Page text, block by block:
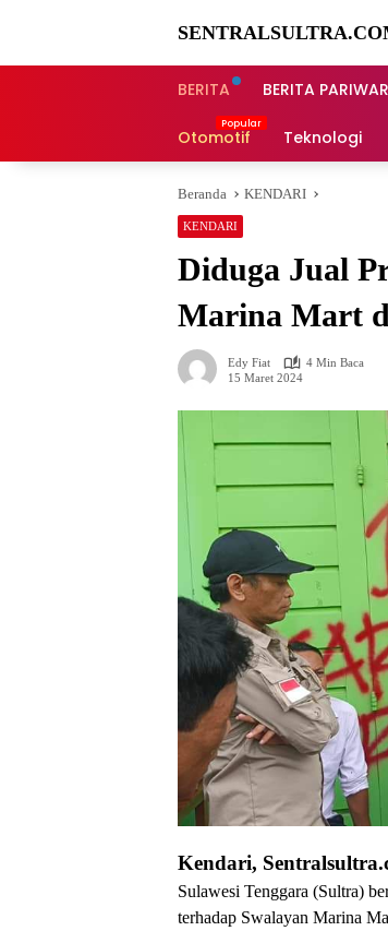
BERITA BERITA
Otomotif Teknologi
Beranda KENDARI
KENDARI
Diduga Jual
Marina Mart
Edy Fiat
4 Min Baca
15 Maret 2024
Kendari,
Sulawesi Tenggara (Sultra)
terhadap Swalayan Marina